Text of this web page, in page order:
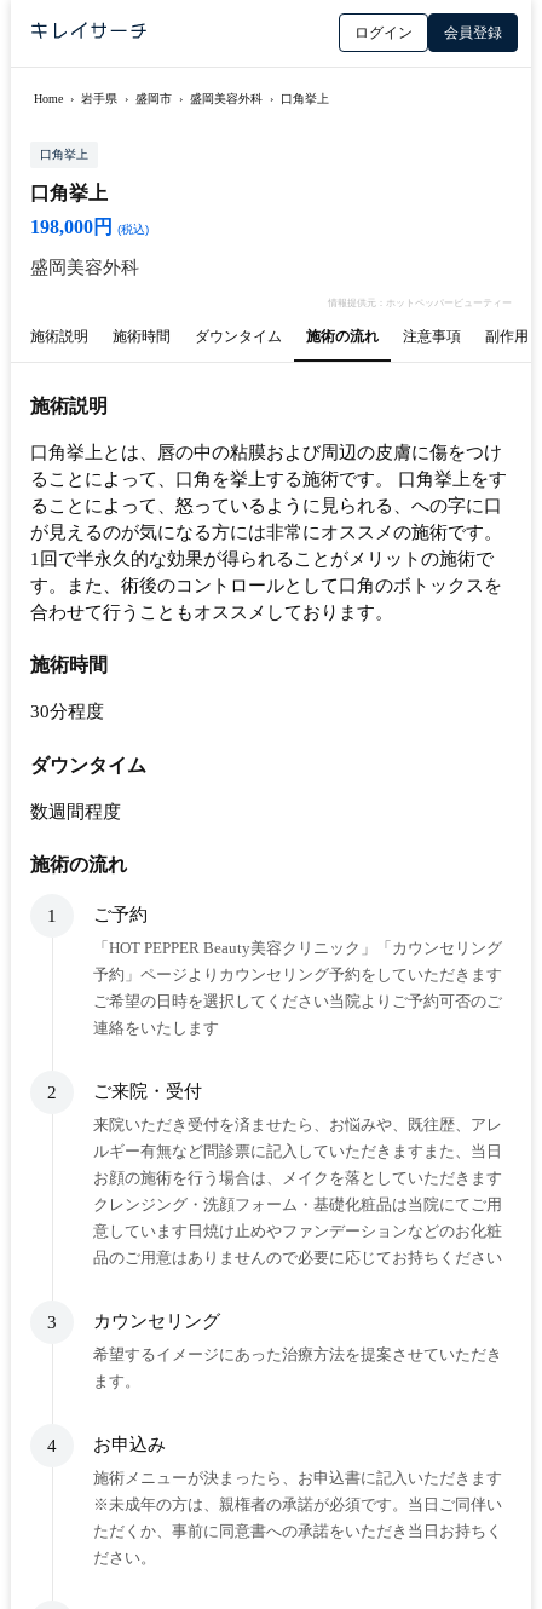
ログイン 会員登録
Home › 岩手県 › 盛岡市 › 盛岡美容外科 › 口角挙上
口角挙上
口角挙上
198,000円
(税込)
盛岡美容外科
情報提供元：ホットペッパービューティー
施術説明 施術時間 ダウンタイム 施術の流れ 注意事項 副作用
施術説明
口角挙上とは、唇の中の粘膜および周辺の皮膚に傷をつけ
ることによって、口角を挙上する施術です。 口角挙上をす
ることによって、怒っているように見られる、への字に口
が見えるのが気になる方には非常にオススメの施術です。
1回で半永久的な効果が得られることがメリットの施術で
す。また、術後のコントロールとして口角のボトックスを
合わせて行うこともオススメしております。
施術時間
30分程度
ダウンタイム
数週間程度
施術の流れ
1 ご予約
「HOT PEPPER Beauty美容クリニック」「カウンセリング
予約」ページよりカウンセリング予約をしていただきます
ご希望の日時を選択してください当院よりご予約可否のご
連絡をいたします
2 ご来院・受付
来院いただき受付を済ませたら、お悩みや、既往歴、アレ
ルギー有無など問診票に記入していただきますまた、当日
お顔の施術を行う場合は、メイクを落としていただきます
クレンジング・洗顔フォーム・基礎化粧品は当院にてご用
意しています日焼け止めやファンデーションなどのお化粧
品のご用意はありませんので必要に応じてお持ちください
3 カウンセリング
希望するイメージにあった治療方法を提案させていただき
ます。
4 お申込み
施術メニューが決まったら、お申込書に記入いただきます
※未成年の方は、親権者の承諾が必須です。当日ご同伴い
ただくか、事前に同意書への承諾をいただき当日お持ちく
ださい。